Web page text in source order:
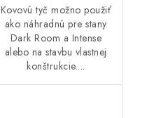
Kovovú tyč možno použiť
ako náhradnú pre stany
Dark Room a Intense
alebo na stavbu vlastnej
konštrukcie....